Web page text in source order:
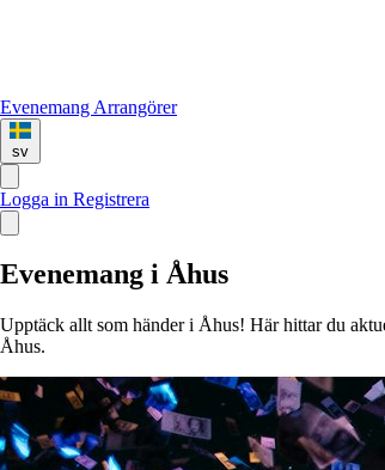
Evenemang Arrangörer
sv
Logga in Registrera
Evenemang i Åhus
Upptäck allt som händer i Åhus! Här hittar du
Åhus.